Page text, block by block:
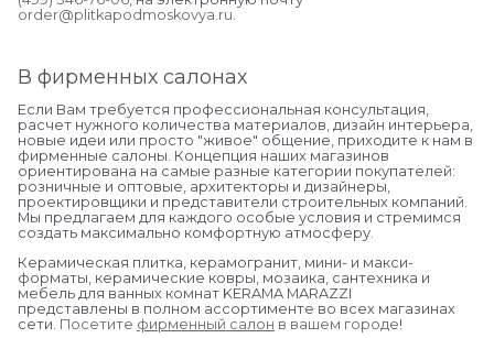
order@plitkapodmoskovya.ru
В фирменных салонах
Если Вам требуется профессиональная консультация,
расчет нужного количества материалов, дизайн интерьера,
новые идеи или просто "живое" общение, приходите к нам в
фирменные салоны. Концепция наших магазинов
ориентирована на самые разные категории покупателей:
розничные и оптовые, архитекторы и дизайнеры,
проектировщики и представители строительных компаний.
Мы предлагаем для каждого особые условия и стремимся
создать максимально комфортную атмосферу.
Керамическая плитка, керамогранит, мини- и макси-
форматы, керамические ковры, мозаика, сантехника и
мебель для ванных комнат KERAMA MARAZZI
представлены в полном ассортименте во всех магазинах
сети. Посетите фирменный салон в вашем городе!